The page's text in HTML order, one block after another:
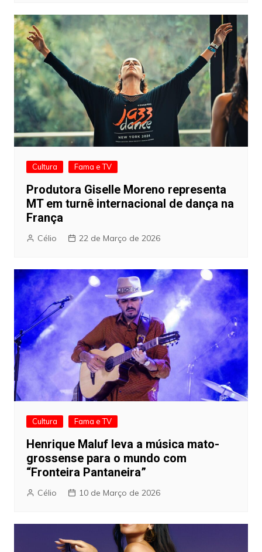
Cultura Fama e TV
Produtora Giselle Moreno representa
MT em turnê internacional de dança na
França
Célio 22 de Março de 2026
Cultura Fama e TV
Henrique Maluf leva a música mato-
grossense para o mundo com
“Fronteira Pantaneira”
Célio 10 de Março de 2026